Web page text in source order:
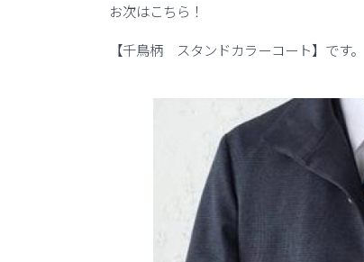
お次はこちら！
【千鳥柄 スタンドカラーコート】です。